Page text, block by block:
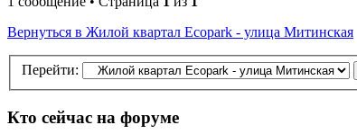
Вернуться в Жилой квартал Ecopark - улица Митинская
Перейти:
Кто сейчас на форуме